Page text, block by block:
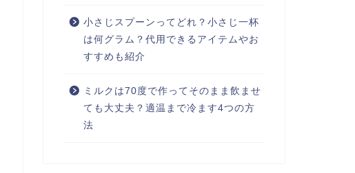
小さじスプーンってどれ？小さじ一杯
は何グラム？代用できるアイテムやお
すすめも紹介
ミルクは70度で作ってそのまま飲ませ
ても大丈夫？適温まで冷ます4つの方
法